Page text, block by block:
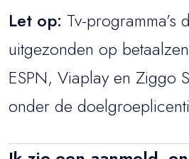
Let op: Tv-programma’s
uitgezonden op
ESPN, Viaplay en Ziggo
onder de